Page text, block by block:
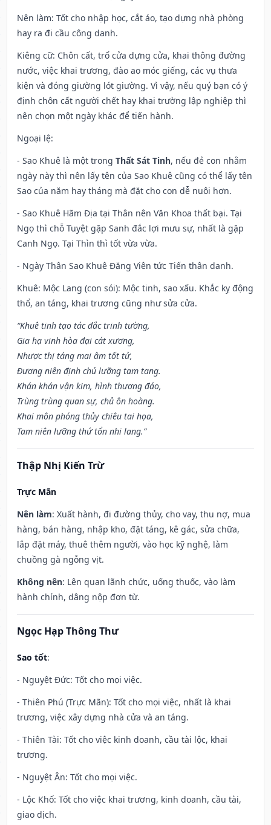
Nên làm: Tốt cho nhập học, cắt áo, tạo dựng nhà phòng
hay ra đi cầu công danh.
Kiêng cữ: Chôn cất, trổ cửa dựng cửa, khai thông đường
nước, việc khai trương, đào ao móc giếng, các vụ thưa
kiện và đóng giường lót giường. Vì vậy, nếu quý bạn có ý
định chôn cất người chết hay khai trường lập nghiệp thì
nên chọn một ngày khác để tiến hành.
Ngoại lệ:
- Sao Khuê là một trong Thất Sát Tinh, nếu đẻ con nhằm
ngày này thì nên lấy tên của Sao Khuê cũng có thể lấy tên
Sao của năm hay tháng mà đặt cho con dễ nuôi hơn.
- Sao Khuê Hãm Địa tại Thân nên Văn Khoa thất bại. Tại
Ngọ thì chỗ Tuyệt gặp Sanh đắc lợi mưu sự, nhất là gặp
Canh Ngọ. Tại Thìn thì tốt vừa vừa.
- Ngày Thân Sao Khuê Đăng Viên tức Tiến thân danh.
Khuê: Mộc Lang (con sói): Mộc tinh, sao xấu. Khắc kỵ động
thổ, an táng, khai trương cũng như sửa cửa.
“Khuê tinh tạo tác đắc trinh tường,
Gia hạ vinh hòa đại cát xương,
Nhược thị táng mai âm tốt tử,
Đương niên định chủ lưỡng tam tang.
Khán khán vận kim, hình thương đáo,
Trùng trùng quan sự, chủ ôn hoàng.
Khai môn phóng thủy chiêu tai họa,
Tam niên lưỡng thứ tổn nhi lang.”
Thập Nhị Kiến Trừ
Trực Mãn
Nên làm: Xuất hành, đi đường thủy, cho vay, thu nợ, mua
hàng, bán hàng, nhập kho, đặt táng, kê gác, sửa chữa,
lắp đặt máy, thuê thêm người, vào học kỹ nghệ, làm
chuồng gà ngỗng vịt.
Không nên: Lên quan lãnh chức, uống thuốc, vào làm
hành chính, dâng nộp đơn từ.
Ngọc Hạp Thông Thư
Sao tốt:
- Nguyệt Đức: Tốt cho mọi việc.
- Thiên Phú (Trực Mãn): Tốt cho mọi việc, nhất là khai
trương, việc xây dựng nhà cửa và an táng.
- Thiên Tài: Tốt cho việc kinh doanh, cầu tài lộc, khai
trương.
- Nguyệt Ân: Tốt cho mọi việc.
- Lộc Khố: Tốt cho việc khai trương, kinh doanh, cầu tài,
giao dịch.